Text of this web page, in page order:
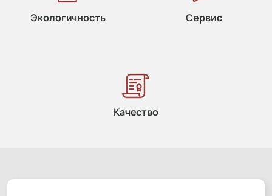
Экологичность Сервис
Качество